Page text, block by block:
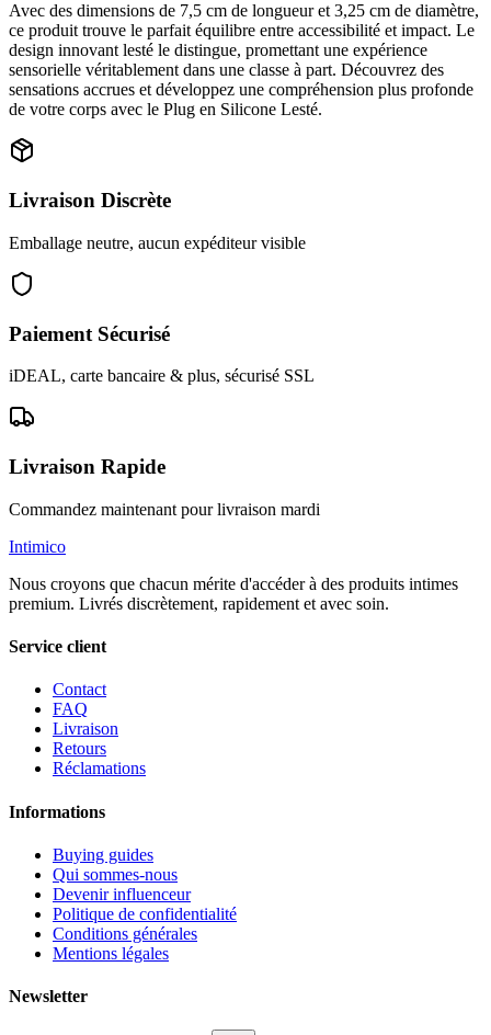
Avec des dimensions de 7,5 cm de longueur et 3,25 cm de diamètre,
ce produit trouve le parfait équilibre entre accessibilité et impact. Le
design innovant lesté le distingue, promettant une expérience
sensorielle véritablement dans une classe à part. Découvrez des
sensations accrues et développez une compréhension plus profonde
de votre corps avec le Plug en Silicone Lesté.
Livraison Discrète
Emballage neutre, aucun expéditeur visible
Paiement Sécurisé
iDEAL, carte bancaire & plus, sécurisé SSL
Livraison Rapide
Commandez maintenant pour livraison mardi
Intimico
Nous croyons que chacun mérite d'accéder à des produits intimes
premium. Livrés discrètement, rapidement et avec soin.
Service client
Contact
FAQ
Livraison
Retours
Réclamations
Informations
Buying guides
Qui sommes-nous
Devenir influenceur
Politique de confidentialité
Conditions générales
Mentions légales
Newsletter